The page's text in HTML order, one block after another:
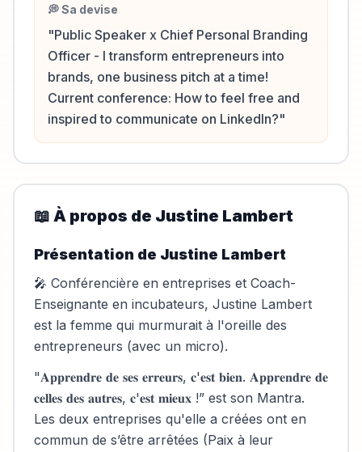
💭 Sa devise
"Public Speaker x Chief Personal Branding
Officer - I transform entrepreneurs into
brands, one business pitch at a time!
Current conference: How to feel free and
inspired to communicate on LinkedIn?"
📖 À propos de Justine Lambert
Présentation de Justine Lambert
🎤 Conférencière en entreprises et Coach-
Enseignante en incubateurs, Justine Lambert
est la femme qui murmurait à l'oreille des
entrepreneurs (avec un micro).
"𝐀𝐩𝐩𝐫𝐞𝐧𝐝𝐫𝐞 𝐝𝐞 𝐬𝐞𝐬 𝐞𝐫𝐫𝐞𝐮𝐫𝐬, 𝐜'𝐞𝐬𝐭 𝐛𝐢𝐞𝐧. 𝐀𝐩𝐩𝐫𝐞𝐧𝐝𝐫𝐞 𝐝𝐞
𝐜𝐞𝐥𝐥𝐞𝐬 𝐝𝐞𝐬 𝐚𝐮𝐭𝐫𝐞𝐬, 𝐜'𝐞𝐬𝐭 𝐦𝐢𝐞𝐮𝐱 !” est son Mantra.
Les deux entreprises qu'elle a créées ont en
commun de s’être arrêtées (Paix à leur